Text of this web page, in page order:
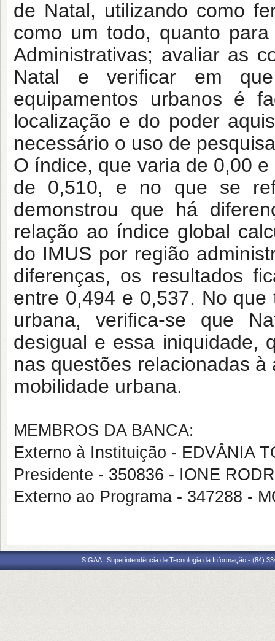
de Natal, utilizando como
como um todo, quanto
Administrativas; avaliar as
Natal e verificar em
equipamentos urbanos é
localização e do poder
necessário o uso de
O índice, que varia de 0,00
de 0,510, e no que se
demonstrou que há
relação ao índice global
do IMUS por região
diferenças, os resultados
entre 0,494 e 0,537. No
urbana, verifica-se que
desigual e essa iniquidade,
nas questões relacionadas
mobilidade urbana.
MEMBROS DA BANCA:
Externo à Instituição - EDVÂNIA
Presidente - 350836 - IONE
Externo ao Programa - 347288 -
SIGAA | Superintendência de Tecnologia da Informação - (84)